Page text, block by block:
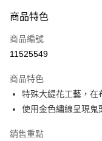
信用卡一次付款
超商取貨付款
Apple Pay
街口支付
悠遊付
商品特色
商品編號
11525549
商品特色
特殊大緹花工藝，在
使用金色繡線呈現鬼
銷售重點